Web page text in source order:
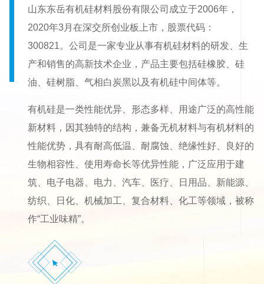
山东东岳有机硅材料股份有限公司成立于2006年，
2020年3月在深交所创业板上市，股票代码：
300821。公司是一家专业从事有机硅材料的研发、生
产和销售的高新技术企业，产品主要包括硅橡胶、硅
油、硅树脂、气相白炭黑以及有机硅中间体等。
有机硅是一类性能优异、形态多样、用途广泛的高性能
新材料，因其独特的结构，兼备无机材料与有机材料的
性能优势，具有耐高低温、耐腐蚀、绝缘性好、良好的
生物相容性、使用寿命长等优异性能，广泛应用于建
筑、电子电器、电力、汽车、医疗、日用品、新能源、
纺织、日化、机械加工、复合材料、化工等领域，被称
作“工业味精”。